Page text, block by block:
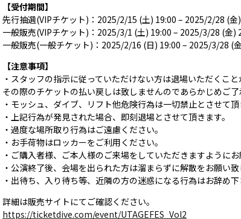
【受付期間】
先行抽選(VIPチケット)：2025/2/15 (土) 19:00 – 2025/2/28 (金
一般販売(VIPチケット)：2025/3/1 (土) 19:00 – 2025/3/28 (金)
一般販売(一般チケット)：2025/2/16 (日) 19:00 – 2025/3/28 (
【注意事項】
・スタッフの指示に従っていただけない方は退場いただくこと
その際のチケットの払い戻しは致しませんのであらかじめご了
・モッシュ、ダイブ、リフト他危険行為は一切禁止とさせて頂
・上記行為が発見された場合、即刻退場とさせて頂きます。
・過度な場所取り行為はご遠慮ください。
・お手荷物はロッカーをご利用ください。
・ご購入者様、ご本人様のご来場をしていただきますようにお
・公演終了後、会場を出られた方は溜まらずに解散をお願い致
・出待ち、入り待ち等、近隣の方の迷惑になる行為はお辞め下
詳細は販売サイトにてご確認ください。
https://ticketdive.com/event/UTAGEFES_Vol2